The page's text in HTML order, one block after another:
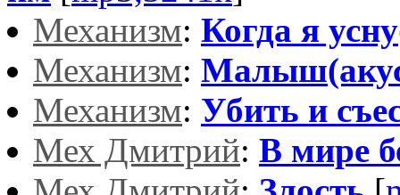
Механизм: Когда я
Механизм:
Механизм: Убить и
Мех Дмитрий: В мире